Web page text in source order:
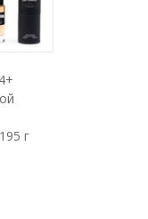
195 г